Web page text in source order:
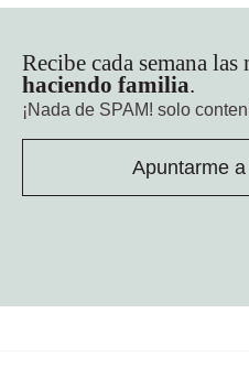
Recibe cada semana
haciendo familia.
¡Nada de SPAM! solo
Apuntarme